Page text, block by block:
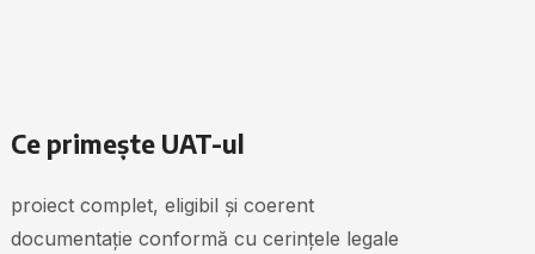
Ce primește UAT-ul
proiect complet, eligibil și coerent
documentație conformă cu cerințele legale